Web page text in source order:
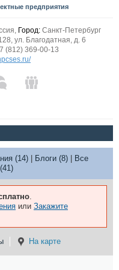
службы
предприятия
Город: Санкт-Петербург
ул. Благодатная, д. 6
(812) 369-00-13
(14) Блоги (8)
Все
.
или Закажите
На карте